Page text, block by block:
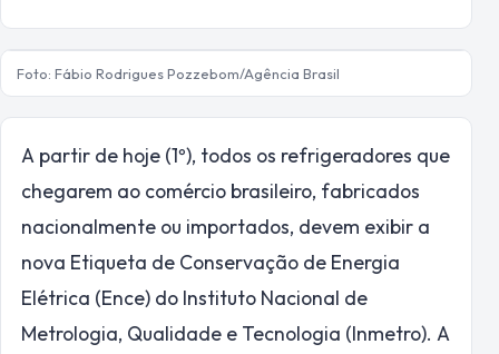
Foto: Fábio Rodrigues Pozzebom/Agência Brasil
A partir de hoje (1º), todos os refrigeradores que
chegarem ao comércio brasileiro, fabricados
nacionalmente ou importados, devem exibir a
nova Etiqueta de Conservação de Energia
Elétrica (Ence) do Instituto Nacional de
Metrologia, Qualidade e Tecnologia (Inmetro). A